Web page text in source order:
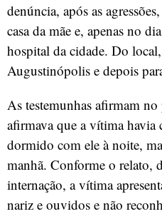
denúncia, após as
casa da mãe e, apenas no
hospital da cidade. Do
Augustinópolis e depois
As testemunhas afirmam
afirmava que a vítima havia
dormido com ele à noite,
manhã. Conforme o relato,
internação, a vítima
nariz e ouvidos e não